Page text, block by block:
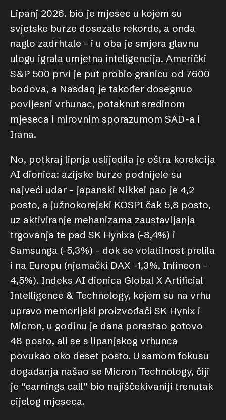
Lipanj 2026. bio je mjesec u kojem su
svjetske burze dosezale rekorde, a onda
naglo zadrhtale – i u oba je smjera glavnu
ulogu igrala umjetna inteligencija. Američki
S&P 500 prvi je put probio granicu od 7600
bodova, a Nasdaq je također dosegnuo
povijesni vrhunac, potaknut sredinom
mjeseca i mirovnim sporazumom SAD-a i
Irana.
No, potkraj lipnja uslijedila je oštra korekcija
AI dionica: azijske burze podnijele su
najveći udar – japanski Nikkei pao je 4,2
posto, a južnokorejski KOSPI čak 5,8 posto,
uz aktiviranje mehanizama zaustavljanja
trgovanja te pad SK Hynixa (-8,4%) i
Samsunga (-5,3%) – dok se volatilnost prelila
i na Europu (njemački DAX -1,3%, Infineon –
4,5%). Indeks AI dionica Global X Artificial
Intelligence & Technology, kojem su na vrhu
upravo memorijski proizvođači SK Hynix i
Micron, u godinu je dana porastao gotovo
48 posto, ali se s lipanjskog vrhunca
povukao oko deset posto. U samom fokusu
događanja našao se Micron Technology, čiji
je “earnings call” bio najiščekivaniji trenutak
cijelog mjeseca.